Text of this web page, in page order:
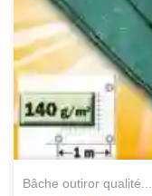
bâche outiror qualité...